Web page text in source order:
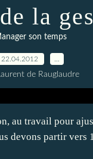
la
son temps
22.04.2012
de Rauglaudre
au travail pour
devons partir